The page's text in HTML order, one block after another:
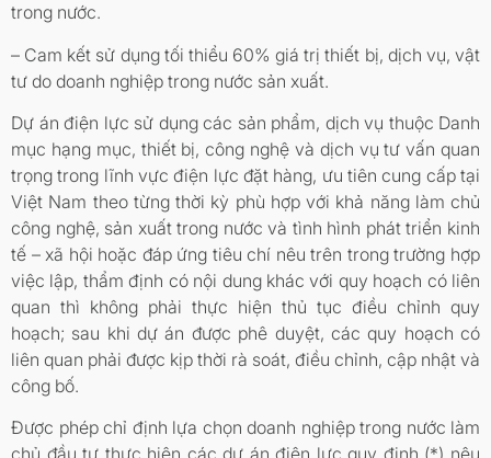
trong nước.
– Cam kết sử dụng tối thiểu 60% giá trị thiết bị, dịch vụ, vật
tư do doanh nghiệp trong nước sản xuất.
Dự án điện lực sử dụng các sản phẩm, dịch vụ thuộc Danh
mục hạng mục, thiết bị, công nghệ và dịch vụ tư vấn quan
trọng trong lĩnh vực điện lực đặt hàng, ưu tiên cung cấp tại
Việt Nam theo từng thời kỳ phù hợp với khả năng làm chủ
công nghệ, sản xuất trong nước và tình hình phát triển kinh
tế – xã hội hoặc đáp ứng tiêu chí nêu trên trong trường hợp
việc lập, thẩm định có nội dung khác với quy hoạch có liên
quan thì không phải thực hiện thủ tục điều chỉnh quy
hoạch; sau khi dự án được phê duyệt, các quy hoạch có
liên quan phải được kịp thời rà soát, điều chỉnh, cập nhật và
công bố.
Được phép chỉ định lựa chọn doanh nghiệp trong nước làm